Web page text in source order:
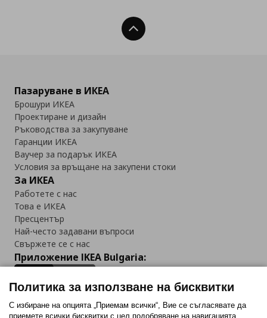
Нагоре
Пазаруване в ИКЕА
Брошури ИКЕА
Проектиране и дизайн
Ръководства за закупуване
Гаранции ИКЕА
Ваучер за подарък ИКЕА
Условия за връщане на закупени стоки
За ИКЕА
Работете с нас
Това е ИКЕА
Пресцентър
Най-често задавани въпроси
Свържете се с нас
Приложение IKEA Bulgaria:
Политика за използване на бисквитки
С избиране на опцията „Приемам всички“, Вие се съгласявате да
приемете всички бисквитки с цел подобряване на навигацията,